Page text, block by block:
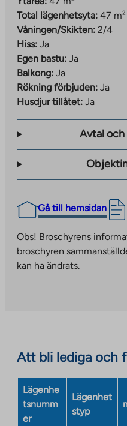
Total lägenhetsyta: 47 m²
Våningen/Skikten: 2/4
Hiss: Ja
Egen bastu: Ja
Balkong: Ja
Rökning förbjuden: Ja
Husdjur tillåtet: Ja
Avtal
Gå till hemsidan
Obs! Broschyrens
broschyren
kan ha ändrats.
Att bli lediga och
Lägenhe
tsnumm
er
Lägenhet
styp